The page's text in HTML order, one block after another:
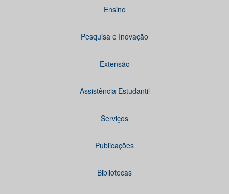
Ensino
Pesquisa e Inovação
Extensão
Assistência Estudantil
Serviços
Publicações
Bibliotecas